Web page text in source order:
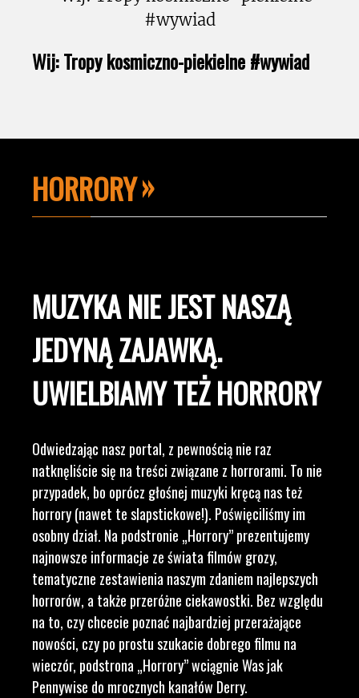
Wij: Tropy kosmiczno-piekielne #wywiad
HORRORY
MUZYKA NIE JEST NASZĄ
JEDYNĄ ZAJAWKĄ.
UWIELBIAMY TEŻ HORRORY
Odwiedzając nasz portal, z pewnością nie raz
natknęliście się na treści związane z horrorami. To nie
przypadek, bo oprócz głośnej muzyki kręcą nas też
horrory (nawet te slapstickowe!). Poświęciliśmy im
osobny dział. Na podstronie „Horrory” prezentujemy
najnowsze informacje ze świata filmów grozy,
tematyczne zestawienia naszym zdaniem najlepszych
horrorów, a także przeróżne ciekawostki. Bez względu
na to, czy chcecie poznać najbardziej przerażające
nowości, czy po prostu szukacie dobrego filmu na
wieczór, podstrona „Horrory” wciągnie Was jak
Pennywise do mrocznych kanałów Derry.